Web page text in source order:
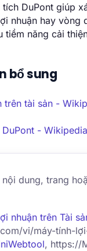
tích DuPont giúp
nhuận hay vòng
tiềm năng cải
bổ sung
trên tài sản -
DuPont - Wikipedia
nội dung, trang
nhuận trên Tài
vi/máy-tính-
, https://